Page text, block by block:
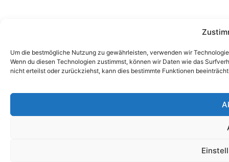
Um die bestmögliche Nutzung zu gewährleisten, verwenden wir
Wenn du diesen Technologien zustimmst, können wir Daten wie das
nicht erteilst oder zurückziehst, kann dies bestimmte Funktionen